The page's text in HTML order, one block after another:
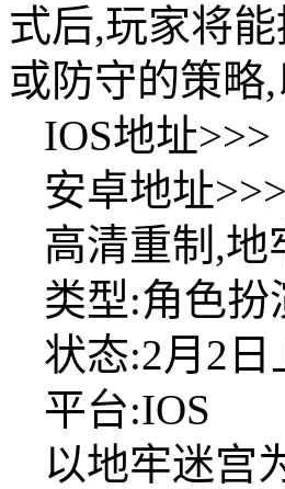
式后,玩家将
或防守的策略
IOS地址>>>
安卓地址>>>
高清重制,地
类型:角色扮
状态:2月2日
平台:IOS
以地牢迷宫